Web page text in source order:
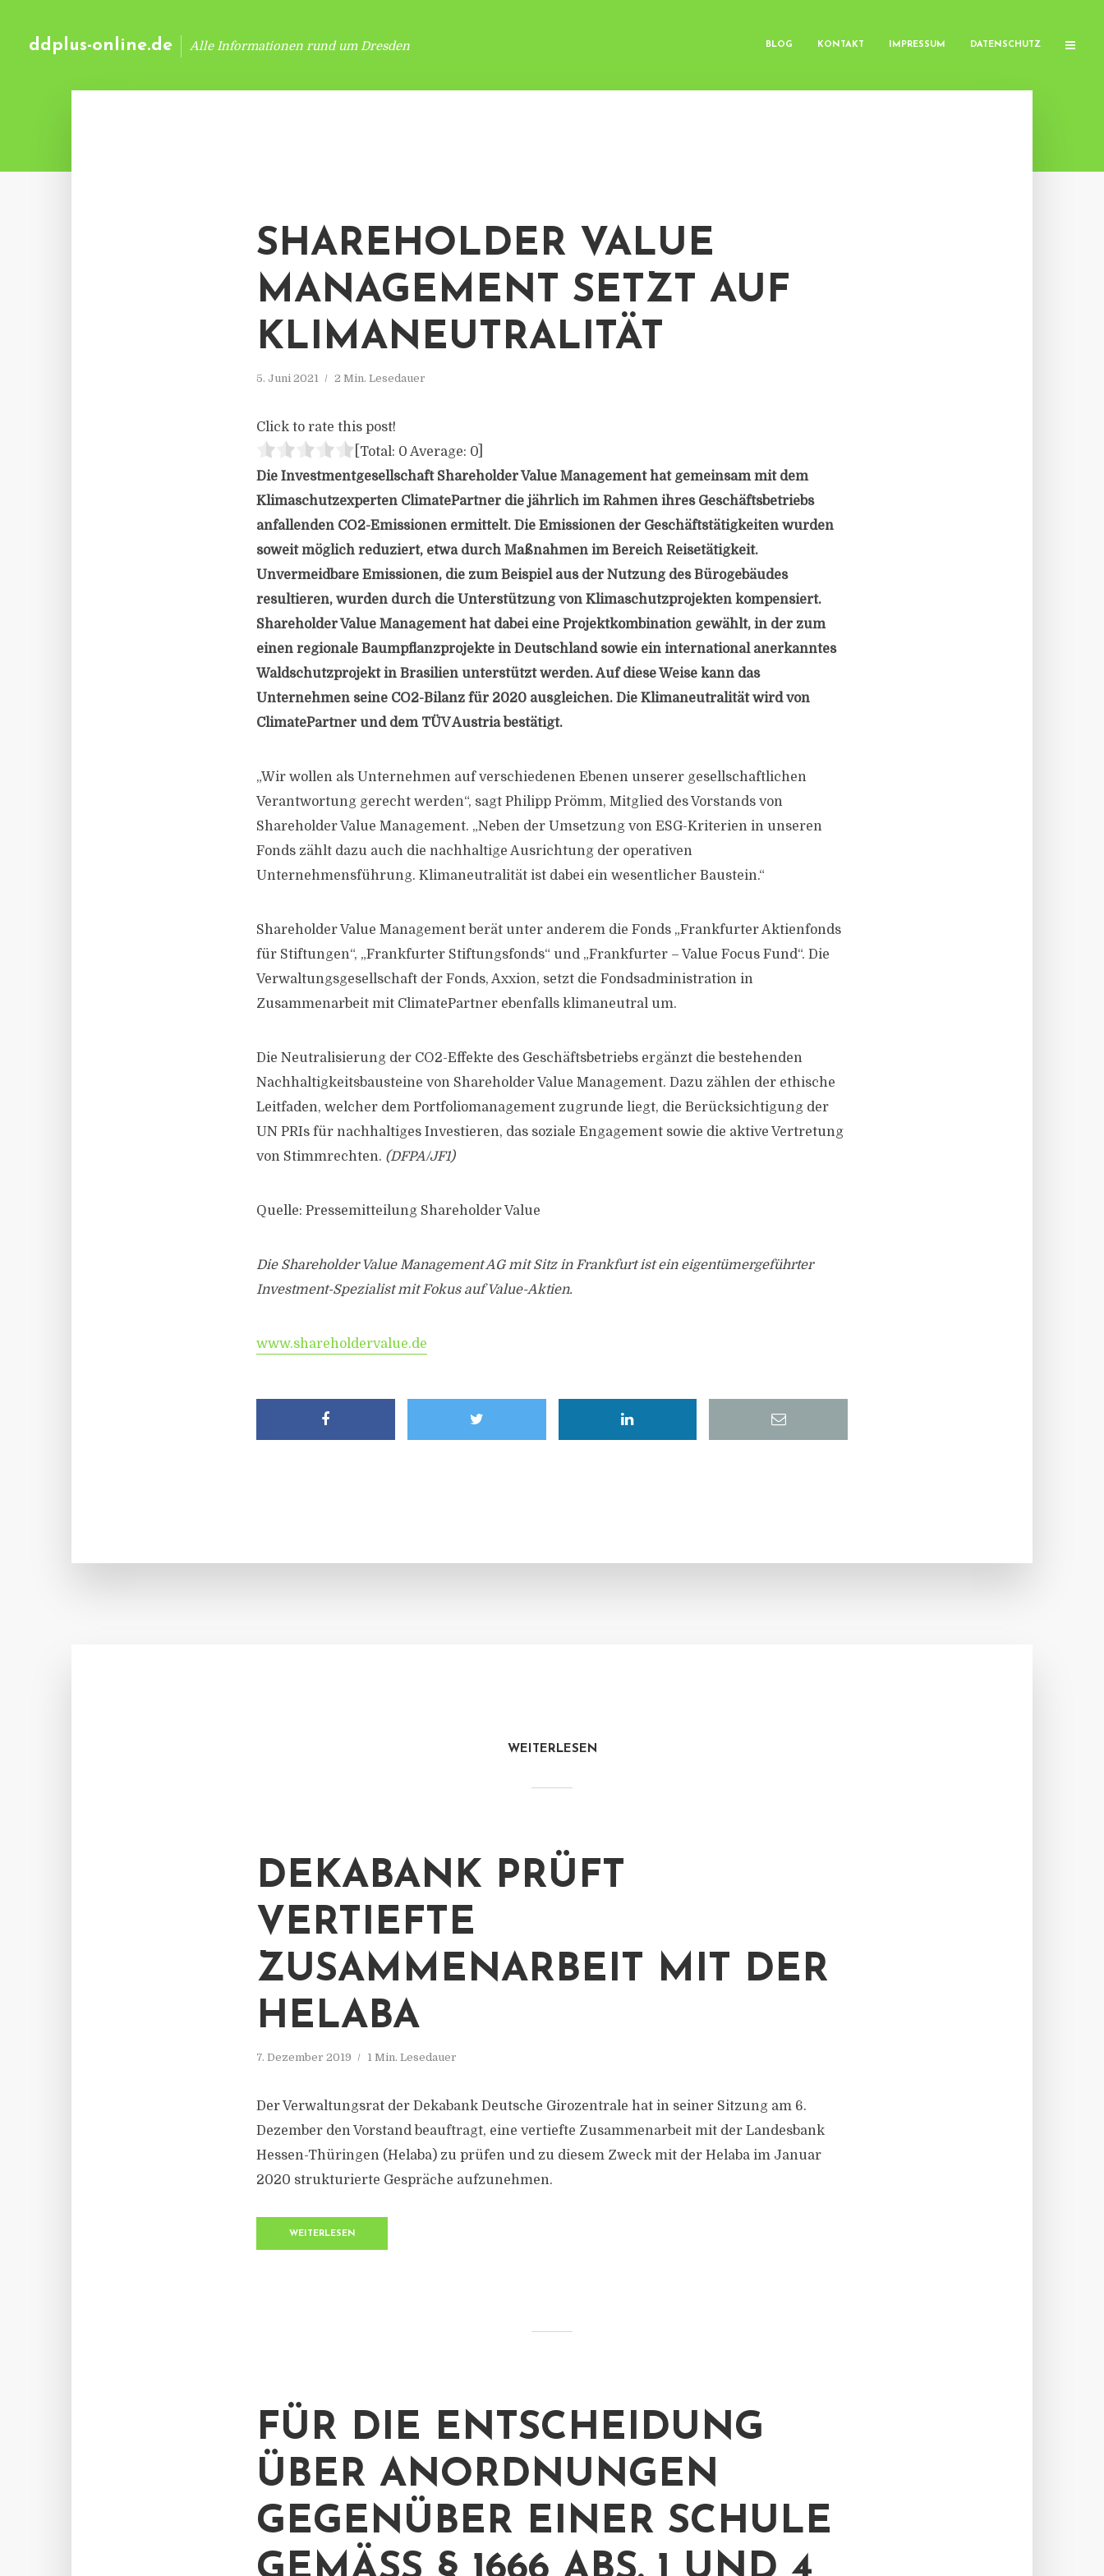
ddplus-online.de Alle Informationen rund um Dresden BLOG KONTAKT IMPRESSUM DATENSCHUTZ
SHAREHOLDER VALUE
MANAGEMENT SETZT AUF
KLIMANEUTRALITÄT
5. Juni 2021 2 Min. Lesedauer
Click to rate this post!
[Total: 0 Average: 0
Die Investmentgesellschaft Shareholder Value Management hat gemeinsam mit dem
Klimaschutzexperten ClimatePartner die jährlich im Rahmen ihres Geschäftsbetriebs
anfallenden CO2-Emissionen ermittelt. Die Emissionen der Geschäftstätigkeiten wurden
soweit möglich reduziert, etwa durch Maßnahmen im Bereich Reisetätigkeit.
Unvermeidbare Emissionen, die zum Beispiel aus der Nutzung des Bürogebäudes
resultieren, wurden durch die Unterstützung von Klimaschutzprojekten kompensiert.
Shareholder Value Management hat dabei eine Projektkombination gewählt, in der zum
einen regionale Baumpflanzprojekte in Deutschland sowie ein international anerkanntes
Waldschutzprojekt in Brasilien unterstützt werden. Auf diese Weise kann das
Unternehmen seine CO2-Bilanz für 2020 ausgleichen. Die Klimaneutralität wird von
ClimatePartner und dem TÜV Austria bestätigt.
„Wir wollen als Unternehmen auf verschiedenen Ebenen unserer gesellschaftlichen
Verantwortung gerecht werden“, sagt Philipp Prömm, Mitglied des Vorstands von
Shareholder Value Management. „Neben der Umsetzung von ESG-Kriterien in unseren
Fonds zählt dazu auch die nachhaltige Ausrichtung der operativen
Unternehmensführung. Klimaneutralität ist dabei ein wesentlicher Baustein.“
Shareholder Value Management berät unter anderem die Fonds „Frankfurter Aktienfonds
für Stiftungen“, „Frankfurter Stiftungsfonds“ und „Frankfurter – Value Focus Fund“. Die
Verwaltungsgesellschaft der Fonds, Axxion, setzt die Fondsadministration in
Zusammenarbeit mit ClimatePartner ebenfalls klimaneutral um.
Die Neutralisierung der CO2-Effekte des Geschäftsbetriebs ergänzt die bestehenden
Nachhaltigkeitsbausteine von Shareholder Value Management. Dazu zählen der ethische
Leitfaden, welcher dem Portfoliomanagement zugrunde liegt, die Berücksichtigung der
UN PRIs für nachhaltiges Investieren, das soziale Engagement sowie die aktive Vertretung
von Stimmrechten. (DFPA/JF1)
Quelle: Pressemitteilung Shareholder Value
Die Shareholder Value Management AG mit Sitz in Frankfurt ist ein eigentümergeführter
Investment-Spezialist mit Fokus auf Value-Aktien.
www.shareholdervalue.de
WEITERLESEN
DEKABANK PRÜFT
VERTIEFTE
ZUSAMMENARBEIT MIT DER
HELABA
7. Dezember 2019 1 Min. Lesedauer
Der Verwaltungsrat der Dekabank Deutsche Girozentrale hat in seiner Sitzung am 6.
Dezember den Vorstand beauftragt, eine vertiefte Zusammenarbeit mit der Landesbank
Hessen-Thüringen (Helaba) zu prüfen und zu diesem Zweck mit der Helaba im Januar
2020 strukturierte Gespräche aufzunehmen.
WEITERLESEN
FÜR DIE ENTSCHEIDUNG
ÜBER ANORDNUNGEN
GEGENÜBER EINER SCHULE